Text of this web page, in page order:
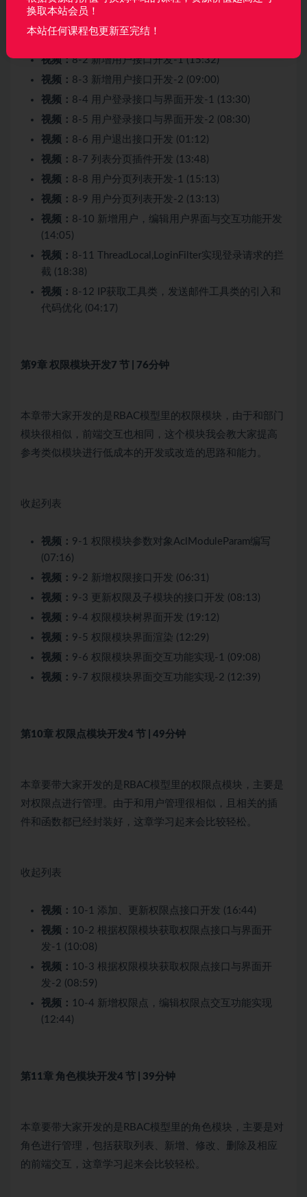
收起列表
视频：8-2 新增用户接口开发-1 (15:32)
视频： 8-3 新增用户接口开发-2 (09:00)
视频： 8-4 用户登录接口与界面开发-1 (13:30)
视频： 8-5 用户登录接口与界面开发-2 (08:30)
视频： 8-6 用户退出接口开发 (01:12)
视频： 8-7 列表分页插件开发 (13:48)
视频： 8-8 用户分页列表开发-1 (15:13)
视频： 8-9 用户分页列表开发-2 (13:13)
视频： 8-10 新增用户，编辑用户界面与交互功能开发
(14:05)
视频： 8-11 ThreadLocal,LoginFilter实现登录请求的拦
截 (18:38)
视频： 8-12 IP获取工具类，发送邮件工具类的引入和
代码优化 (04:17)
第9章 权限模块开发7 节 | 76分钟
本章带大家开发的是RBAC模型里的权限模块，由于和部门
模块很相似，前端交互也相同，这个模块我会教大家提高
参考类似模块进行低成本的开发或改造的思路和能力。
收起列表
视频： 9-1 权限模块参数对象AclModuleParam编写
(07:16)
视频： 9-2 新增权限接口开发 (06:31)
视频： 9-3 更新权限及子模块的接口开发 (08:13)
视频： 9-4 权限模块树界面开发 (19:12)
视频： 9-5 权限模块界面渲染 (12:29)
视频： 9-6 权限模块界面交互功能实现-1 (09:08)
视频： 9-7 权限模块界面交互功能实现-2 (12:39)
第10章 权限点模块开发4 节 | 49分钟
本章要带大家开发的是RBAC模型里的权限点模块，主要是
对权限点进行管理。由于和用户管理很相似，且相关的插
件和函数都已经封装好，这章学习起来会比较轻松。
收起列表
视频： 10-1 添加、更新权限点接口开发 (16:44)
视频： 10-2 根据权限模块获取权限点接口与界面开
发-1 (10:08)
视频： 10-3 根据权限模块获取权限点接口与界面开
发-2 (08:59)
视频： 10-4 新增权限点，编辑权限点交互功能实现
(12:44)
第11章 角色模块开发4 节 | 39分钟
本章要带大家开发的是RBAC模型里的角色模块，主要是对
角色进行管理，包括获取列表、新增、修改、删除及相应
的前端交互，这章学习起来会比较轻松。
换取本站会员！
本站任何课程包更新至完结！